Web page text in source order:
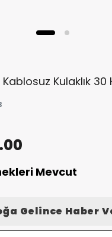
Kulaklık 30
Mevcut
Gelince Haber